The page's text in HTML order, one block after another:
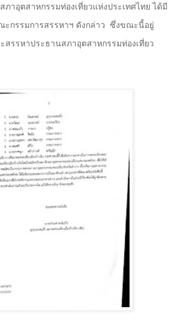
สภาอุตสาหกรรมท่องเที่ยวแห่งประเทศไทย ได้มี
ะกรรมการสรรหาฯ ดังกล่าว ซึ่งขณะนี้อยู่
สรรหาประธานสภาอุตสาหกรรมท่องเที่ยว